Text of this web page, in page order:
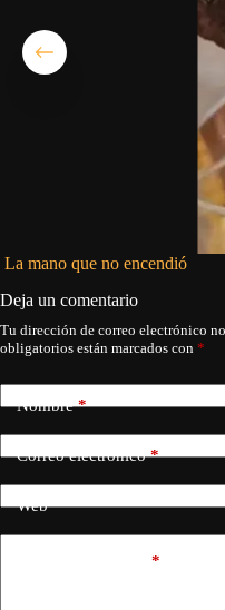
La mano que no encendió
Deja un comentario
Tu dirección de correo electrónico
obligatorios están marcados con *
Nombre*
Correo electrónico*
Web
*